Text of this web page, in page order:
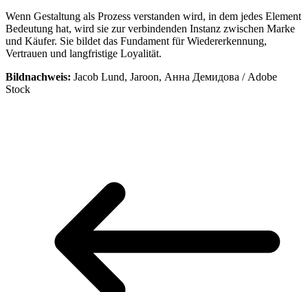
Wenn Gestaltung als Prozess verstanden wird, in dem jedes Element
Bedeutung hat, wird sie zur verbindenden Instanz zwischen Marke
und Käufer. Sie bildet das Fundament für Wiedererkennung,
Vertrauen und langfristige Loyalität.
Bildnachweis: Jacob Lund, Jaroon, Анна Демидова / Adobe
Stock